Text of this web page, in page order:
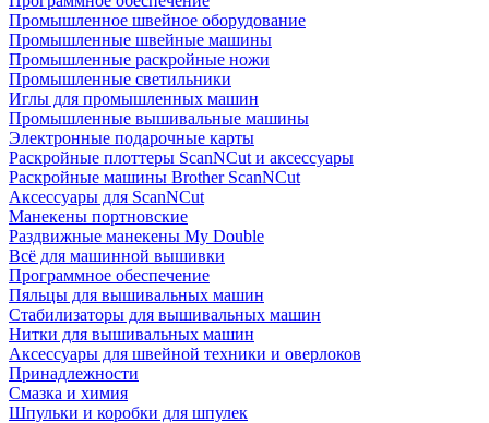
Промышленное швейное оборудование
Промышленные швейные машины
Промышленные раскройные ножи
Промышленные светильники
Иглы для промышленных машин
Промышленные вышивальные машины
Электронные подарочные карты
Раскройные плоттеры ScanNCut и аксессуары
Раскройные машины Brother ScanNCut
Аксессуары для ScanNCut
Манекены портновские
Раздвижные манекены My Double
Всё для машинной вышивки
Программное обеспечение
Пяльцы для вышивальных машин
Стабилизаторы для вышивальных машин
Нитки для вышивальных машин
Аксессуары для швейной техники и оверлоков
Принадлежности
Смазка и химия
Шпульки и коробки для шпулек